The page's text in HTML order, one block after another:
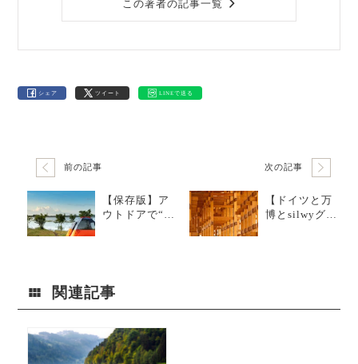
この著者の記事一覧
シェア ツイート LINEで送る
前の記事
【保存版】ア
ウトドアで“倒
プを実現
次の記事
【ドイツと万
博とsilwyグラ
関連記事